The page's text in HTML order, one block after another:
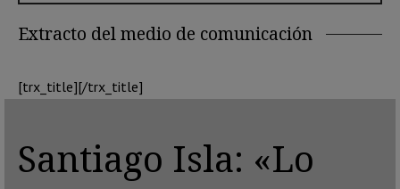
Extracto del medio de comunicación
[trx_title][/trx_title]
Santiago Isla: «Lo